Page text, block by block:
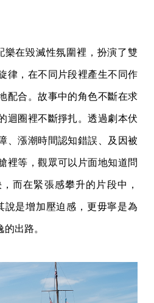
樂在毀滅性氛圍裡，扮演了雙
律，在不同片段裡產生不同作
配合。故事中的角色不斷在求
迴圈裡不斷掙扎。透過劇本伏
、漲潮時間認知錯誤、及因被
裡等，觀眾可以片面地知道問
而在緊張感攀升的片段中，
說是增加壓迫感，更毋寧是為
出路。